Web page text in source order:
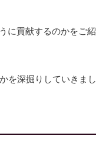
に貢献するのかをご紹
を深掘りしていきまし